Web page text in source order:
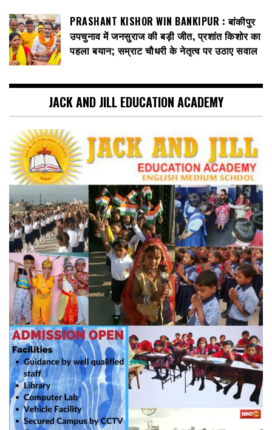
PRASHANT KISHOR WIN BANKIPUR : बांकीपुर
उपचुनाव में जनसुराज की बड़ी जीत, प्रशांत किशोर का
पहला बयान; सम्राट चौधरी के नेतृत्व पर उठाए सवाल
JACK AND JILL EDUCATION ACADEMY